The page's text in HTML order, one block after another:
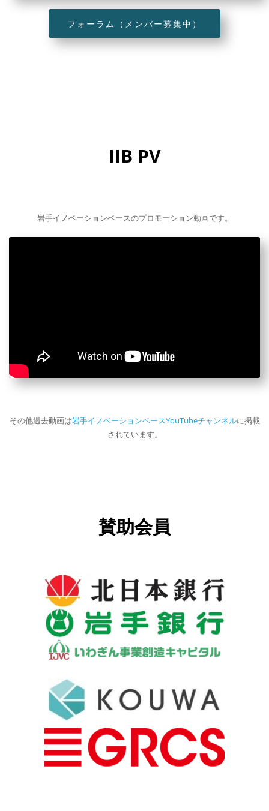
フォーラム（メンバー募集中）
IIB PV
岩手イノベーションベースのプロモーション動画です。
その他過去動画は岩手イノベーションベースYouTubeチャンネルに掲載
されています。
賛助会員